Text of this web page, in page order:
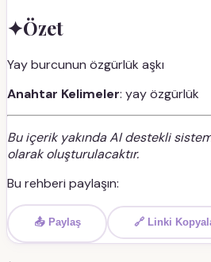
✦Özet
Yay burcunun özgürlük aşkı
Anahtar Kelimeler: yay özgürlük
Bu içerik yakında AI destekli
olarak oluşturulacaktır.
Bu rehberi paylaşın:
📤 Paylaş 🔗 Linki